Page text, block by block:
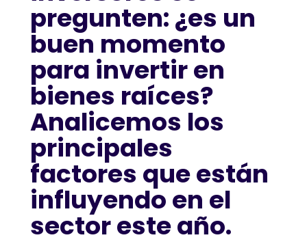
pregunten: ¿es un
buen momento
para invertir en
bienes raíces?
Analicemos los
principales
factores que están
influyendo en el
sector este año.